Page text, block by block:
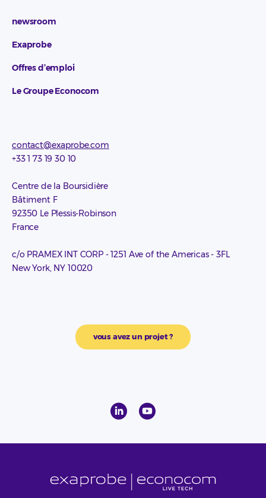
newsroom
Exaprobe
Offres d’emploi
Le Groupe Econocom
contact@exaprobe.com
+33 1 73 19 30 10
Centre de la Boursidière
Bâtiment F
92350 Le Plessis-Robinson
France
c/o PRAMEX INT CORP - 1251 Ave of the Americas - 3FL
New York, NY 10020
vous avez un projet ?